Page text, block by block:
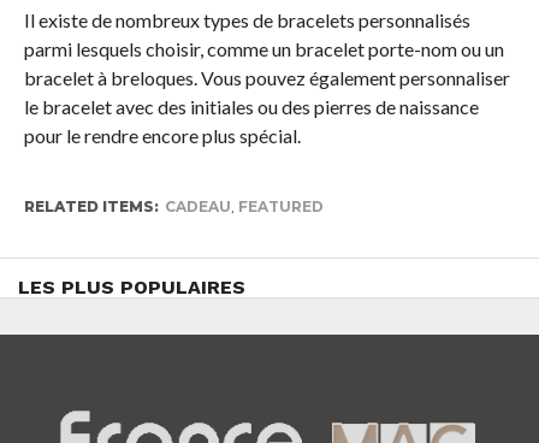
Il existe de nombreux types de bracelets personnalisés
parmi lesquels choisir, comme un bracelet porte-nom ou un
bracelet à breloques. Vous pouvez également personnaliser
le bracelet avec des initiales ou des pierres de naissance
pour le rendre encore plus spécial.
RELATED ITEMS: CADEAU, FEATURED
LES PLUS POPULAIRES